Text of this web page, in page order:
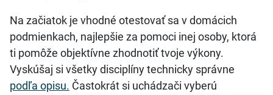
Na začiatok je vhodné otestovať sa v domácich
podmienkach, najlepšie za pomoci inej osoby, ktorá
ti pomôže objektívne zhodnotiť tvoje výkony.
Vyskúšaj si všetky disciplíny technicky správne
podľa opisu. Častokrát si uchádzači vyberú